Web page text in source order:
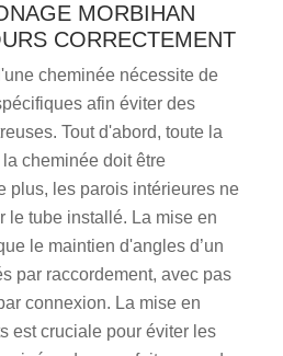
MORBIHAN
CORRECTEMENT
cheminée nécessite de
afin éviter des
Tout d'abord, toute la
cheminée doit être
plus, les parois intérieures ne
le tube installé. La mise en
le maintien d'angles d’un
par raccordement, avec pas
connexion. La mise en
est cruciale pour éviter les